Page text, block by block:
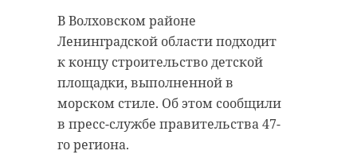
В Волховском районе
Ленинградской области подходит
к концу строительство детской
площадки, выполненной в
морском стиле. Об этом сообщили
в пресс-службе правительства 47-
го региона.
Подписывайтесь на нас в
Мошенники предлагают жителям
Сборная России по футболу
встречает нового главного
тренера. Им стал наставник
"Ростова" Валерий Карпин. Об
этом в пятницу, 23 июля,
сообщила пресс-служба
Российского футбольного союза.